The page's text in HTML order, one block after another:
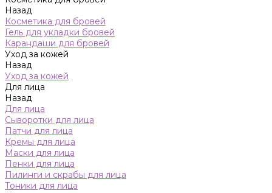
Назад
Косметика для бровей
Гель для укладки бровей
Карандаши для бровей
Уход за кожей
Назад
Уход за кожей
Для лица
Назад
Для лица
Сыворотки для лица
Патчи для лица
Кремы для лица
Маски для лица
Пенки для лица
Пилинги и скрабы для лица
Тоники для лица